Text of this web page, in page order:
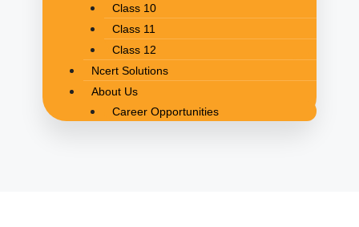
Class 10
Class 11
Class 12
Ncert Solutions
About Us
Career Opportunities